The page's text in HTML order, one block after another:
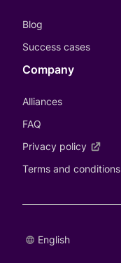
Blog
Success cases
Company
Alliances
FAQ
Privacy policy
Terms and conditions
English